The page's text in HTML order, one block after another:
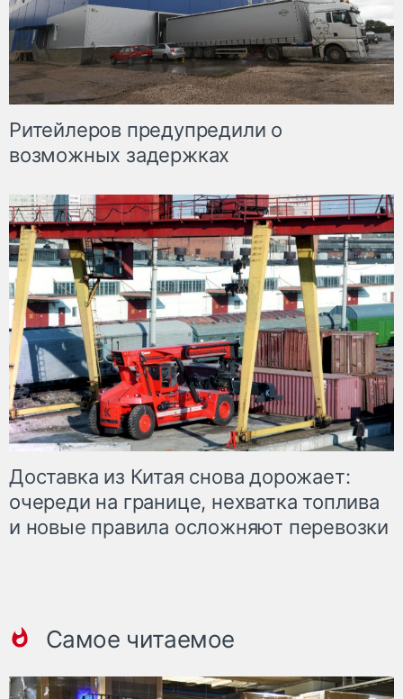
Ритейлеров предупредили о
возможных задержках
Доставка из Китая снова дорожает:
очереди на границе, нехватка топлива
и новые правила осложняют перевозки
Самое читаемое